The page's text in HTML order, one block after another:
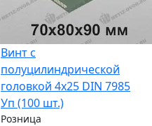
Винт с
полуцилиндрической
головкой 4x25 DIN 7985
Уп (100 шт.)
Розница